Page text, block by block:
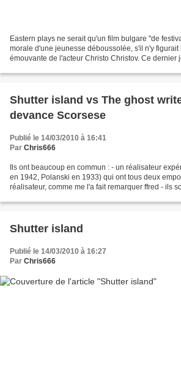
Eastern plays ne serait qu'un film bulgare "de
morale d'une jeunesse déboussolée, s'il n'y
émouvante de l'acteur Christo Christov. Ce dernier
Shutter island vs The ghost
devance Scorsese
Publié le 14/03/2010 à 16:41
Par Chris666
Ils ont beaucoup en commun : - un réalisateur
en 1942, Polanski en 1933) qui ont tous deux
réalisateur, comme me l'a fait remarquer ffred - ils
Shutter island
Publié le 14/03/2010 à 16:27
Par Chris666